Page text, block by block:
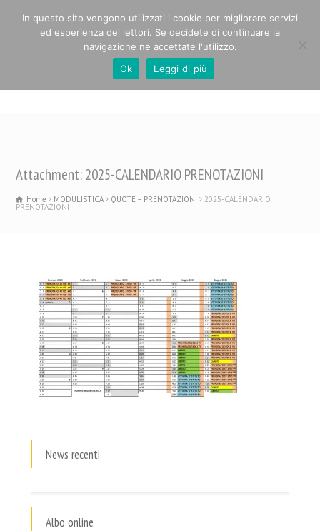
Casa Alpina Paolo Cabrini
Attachment: 2025-CALENDARIO PRENOTAZIONI
Home MODULISTICA QUOTE – PRENOTAZIONI 2025-CALENDARIO
PRENOTAZIONI
News recenti
Albo online
In questo sito vengono utilizzati i cookie per migliorare servizi
ed esperienza dei lettori. Se decidete di continuare la
navigazione ne accettate l'utilizzo.
Ok
Leggi di più